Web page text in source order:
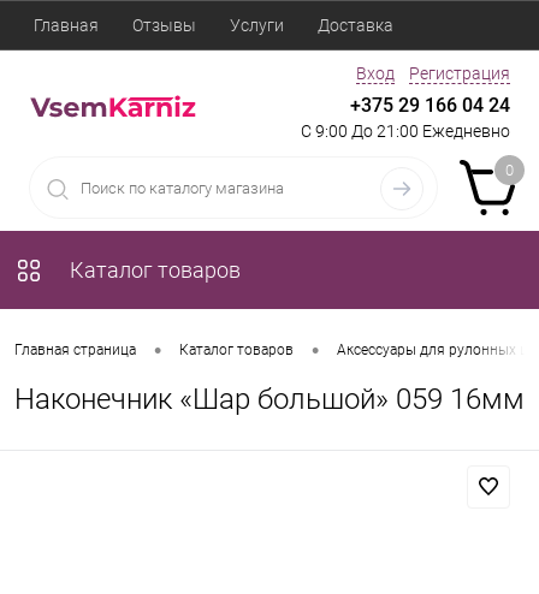
Главная Отзывы Услуги Доставка
Вход Регистрация
+375 29 166 04 24
С 9:00 До 21:00 Ежедневно
0
Каталог товаров
Главная страница • Каталог товаров • Аксессуары для рулонных
Наконечник «Шар большой» 059 16мм